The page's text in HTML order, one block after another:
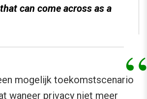
can come across as a
mogelijk toekomstscenario
waneer privacy niet meer